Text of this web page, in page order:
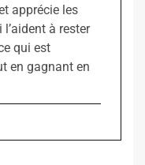
apprécie les
à rester
qui est
en gagnant en